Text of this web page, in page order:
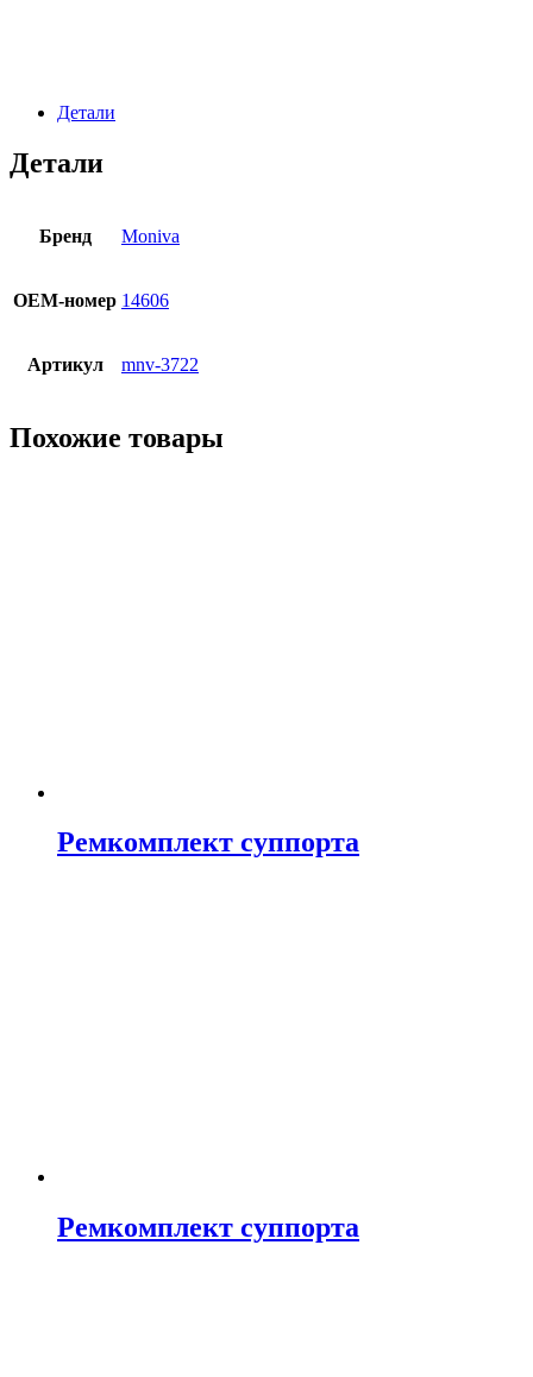
Детали
Детали
Бренд Moniva
OЕМ-номер 14606
Артикул mnv-3722
Похожие товары
Ремкомплект суппорта
Ремкомплект суппорта